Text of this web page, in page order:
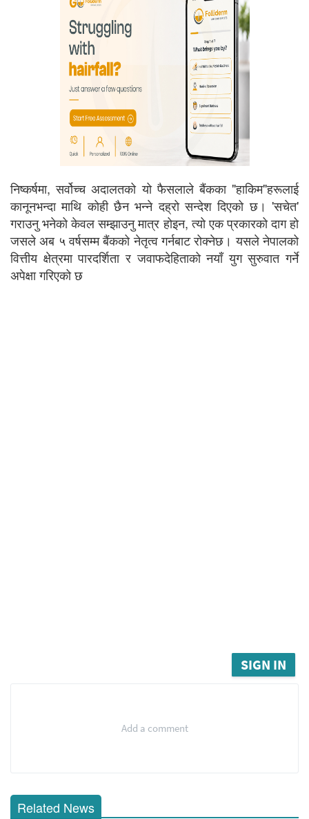
निष्कर्षमा, सर्वोच्च अदालतको यो फैसलाले बैंकका "हाकिम"हरूलाई
कानूनभन्दा माथि कोही छैन भन्ने दह्रो सन्देश दिएको छ। 'सचेत'
गराउनु भनेको केवल सम्झाउनु मात्र होइन, त्यो एक प्रकारको दाग हो
जसले अब ५ वर्षसम्म बैंकको नेतृत्व गर्नबाट रोक्नेछ। यसले नेपालको
वित्तीय क्षेत्रमा पारदर्शिता र जवाफदेहिताको नयाँ युग सुरुवात गर्ने
अपेक्षा गरिएको छ
SIGN IN
Add a comment
Related News